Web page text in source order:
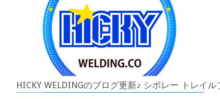
HICKY WELDINGのブログ更新♪ シボレー トレイ